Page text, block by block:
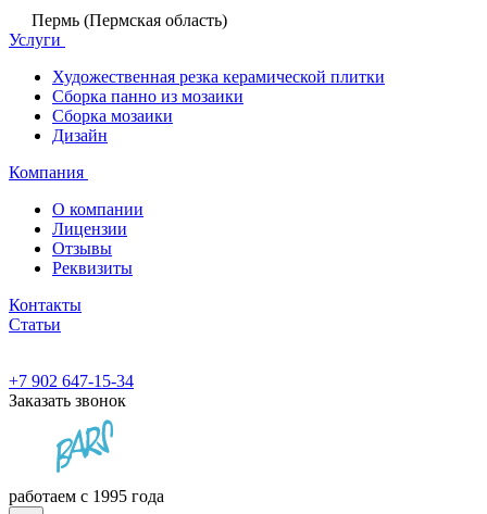
Пермь (Пермская область)
Услуги
Художественная резка керамической плитки
Сборка панно из мозаики
Сборка мозаики
Дизайн
Компания
О компании
Лицензии
Отзывы
Реквизиты
Контакты
Статьи
+7 902 647-15-34
Заказать звонок
работаем с 1995 года